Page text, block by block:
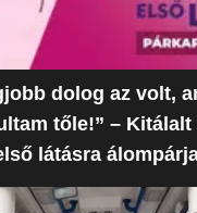
dolog az volt,
tőle!” – Kitálalt
látásra